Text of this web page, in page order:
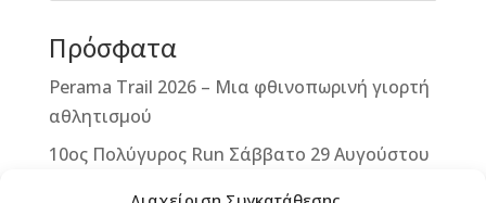
o
k
e
r
Πρόσφατα
Perama Trail 2026 – Μια φθινοπωρινή γιορτή
αθλητισμού
10ος Πολύγυρος Run Σάββατο 29 Αυγούστου